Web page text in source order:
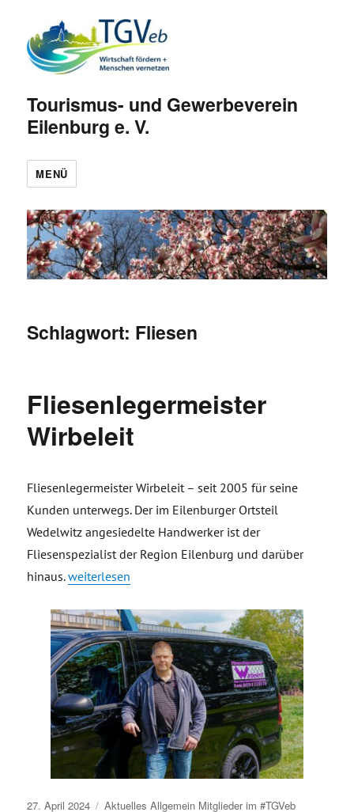
Tourismus- und Gewerbeverein
Eilenburg e. V.
MENÜ
Schlagwort: Fliesen
Fliesenlegermeister
Wirbeleit
Fliesenlegermeister Wirbeleit – seit 2005 für seine
Kunden unterwegs. Der im Eilenburger Ortsteil
Wedelwitz angesiedelte Handwerker ist der
Fliesenspezialist der Region Eilenburg und darüber
hinaus.„Fliesenlegermeister Wirbeleit“
weiterlesen
Veröffentlicht
27. April 2024 Aktuelles Allgemein Mitglieder im #TGVeb